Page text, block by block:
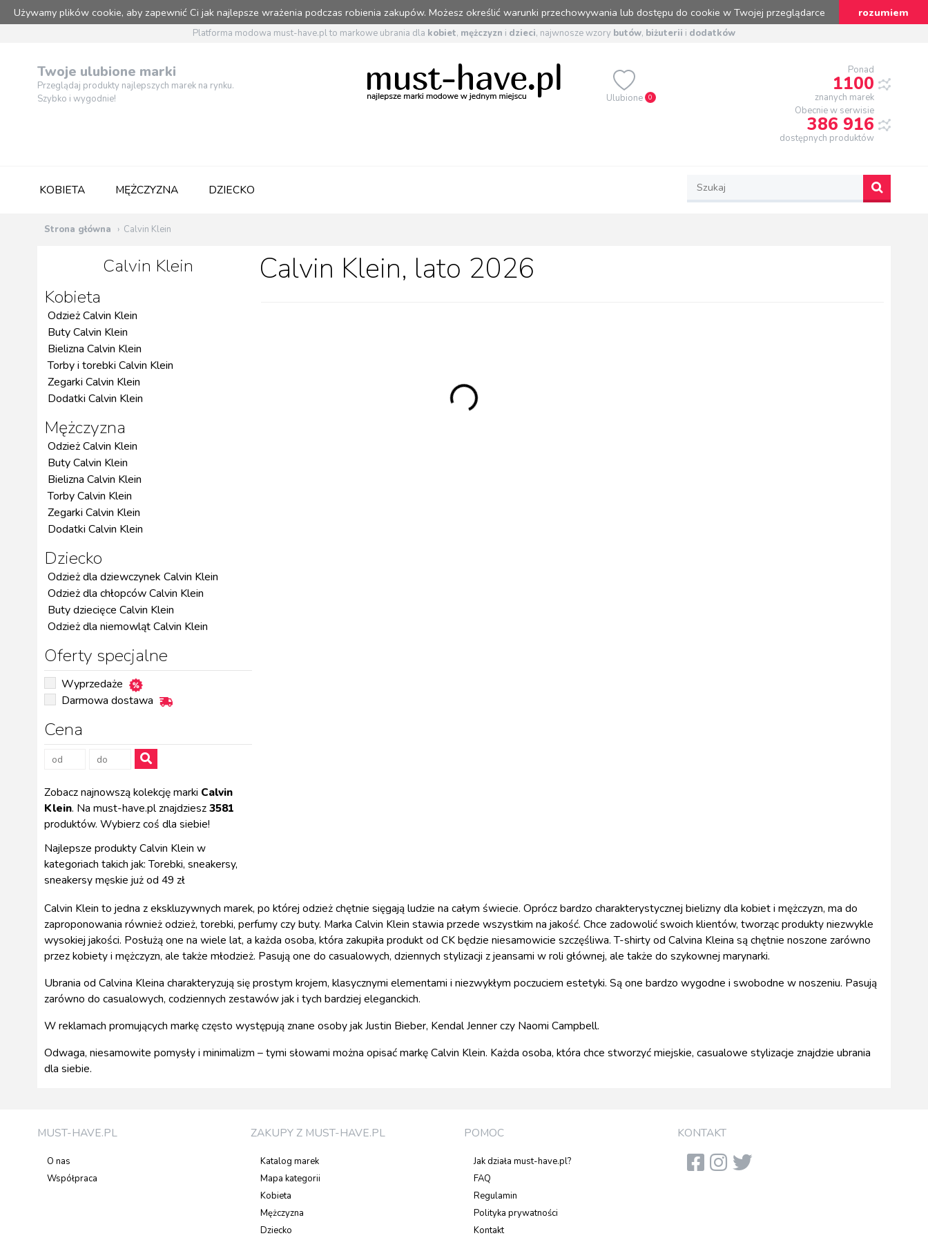
Używamy plików cookie, aby zapewnić Ci jak najlepsze wrażenia podczas robienia zakupów. Możesz określić warunki przechowywania lub dostępu do cookie w Twojej przeglądarce rozumiem
Platforma modowa must-have.pl to markowe ubrania dla kobiet, mężczyzn i dzieci, najwnosze wzory butów, biżuterii i dodatków
Twoje ulubione marki
Przeglądaj produkty najlepszych marek na rynku.
Szybko i wygodnie!
Ulubione 0
Ponad
1100
znanych marek
Obecnie w serwisie
386 916
dostępnych produktów
KOBIETA MĘŻCZYZNA DZIECKO
Strona główna Calvin Klein
Calvin Klein
Kobieta
Odzież Calvin Klein
Buty Calvin Klein
Bielizna Calvin Klein
Torby i torebki Calvin Klein
Zegarki Calvin Klein
Dodatki Calvin Klein
Mężczyzna
Odzież Calvin Klein
Buty Calvin Klein
Bielizna Calvin Klein
Torby Calvin Klein
Zegarki Calvin Klein
Dodatki Calvin Klein
Dziecko
Odzież dla dziewczynek Calvin Klein
Odzież dla chłopców Calvin Klein
Buty dziecięce Calvin Klein
Odzież dla niemowląt Calvin Klein
Oferty specjalne
Wyprzedaże
Darmowa dostawa
Cena
Zobacz najnowszą kolekcję marki Calvin
Klein. Na must-have.pl znajdziesz3581
produktów. Wybierz coś dla siebie!
Najlepsze produkty Calvin Klein w
kategoriach takich jak: Torebki, sneakersy,
sneakersy męskie już od 49 zł
Calvin Klein, lato 2026
Calvin Klein to jedna z ekskluzywnych marek, po której odzież chętnie sięgają ludzie na całym świecie. Oprócz bardzo charakterystycznej bielizny dla kobiet i mężczyzn, ma do
zaproponowania również odzież, torebki, perfumy czy buty. Marka Calvin Klein stawia przede wszystkim na jakość. Chce zadowolić swoich klientów, tworząc produkty niezwykle
wysokiej jakości. Posłużą one na wiele lat, a każda osoba, która zakupiła produkt od CK będzie niesamowicie szczęśliwa. T-shirty od Calvina Kleina są chętnie noszone zarówno
przez kobiety i mężczyzn, ale także młodzież. Pasują one do casualowych, dziennych stylizacji z jeansami w roli głównej, ale także do szykownej marynarki.
Ubrania od Calvina Kleina charakteryzują się prostym krojem, klasycznymi elementami i niezwykłym poczuciem estetyki. Są one bardzo wygodne i swobodne w noszeniu. Pasują
zarówno do casualowych, codziennych zestawów jak i tych bardziej eleganckich.
W reklamach promujących markę często występują znane osoby jak Justin Bieber, Kendal Jenner czy Naomi Campbell.
Odwaga, niesamowite pomysły i minimalizm – tymi słowami można opisać markę Calvin Klein. Każda osoba, która chce stworzyć miejskie, casualowe stylizacje znajdzie ubrania
dla siebie.
MUST-HAVE.PL
O nas
Współpraca
ZAKUPY Z MUST-HAVE.PL
Katalog marek
Mapa kategorii
Kobieta
Mężczyzna
Dziecko
POMOC
Jak działa must-have.pl?
FAQ
Regulamin
Polityka prywatności
Kontakt
KONTAKT